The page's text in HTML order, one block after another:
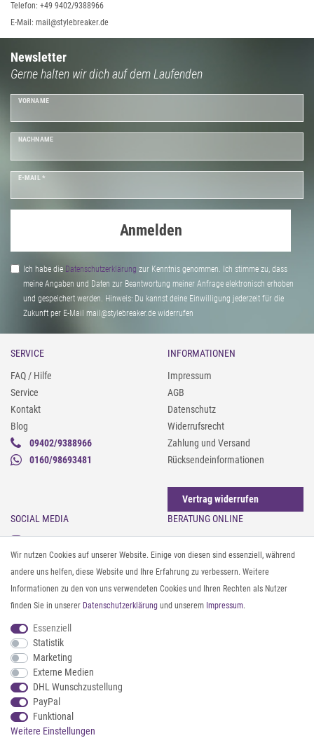
Telefon: +49 9402/9388966
E-Mail: mail@stylebreaker.de
Newsletter
Gerne halten wir dich auf dem Laufenden
VORNAME
NACHNAME
E-MAIL *
Anmelden
Ich habe die Daten­schutz­erklärung zur Kenntnis genommen. Ich stimme zu, dass
meine Angaben und Daten zur Beantwortung meiner Anfrage elektronisch erhoben
und gespeichert werden. Hinweis: Du kannst deine Einwilligung jederzeit für die
Zukunft per E-Mail mail@stylebreaker.de widerrufen
SERVICE
FAQ / Hilfe
Service
Kontakt
Blog
09402/9388966
0160/98693481
INFORMATIONEN
Impressum
AGB
Datenschutz
Widerrufsrecht
Zahlung und Versand
Rücksendeinformationen
Vertrag widerrufen
SOCIAL MEDIA
Instagram
Facebook
Pinterest
Twitter
Youtube
Threads
BERATUNG ONLINE
Gürtel messen & kürzen
Sonnenbrillen & UV-Schutz
Textilpflege
Textil- und Material-Guide
Geldbörse richtig organisieren
ZAHLUNG & VERSAND
Wir nutzen Cookies auf unserer Website. Einige von diesen sind essenziell, während
andere uns helfen, diese Website und Ihre Erfahrung zu verbessern. Weitere
Informationen zu den von uns verwendeten Cookies und Ihren Rechten als Nutzer
finden Sie in unserer Daten­schutz­erklärung und unserem Impressum.
Essenziell
Statistik
Marketing
Externe Medien
DHL Wunschzustellung
PayPal
Funktional
Weitere Einstellungen